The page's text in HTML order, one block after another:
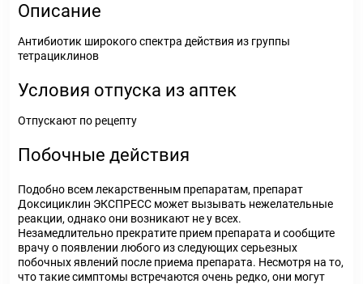
Описание
Антибиотик широкого спектра действия из группы
тетрациклинов
Условия отпуска из аптек
Отпускают по рецепту
Побочные действия
Подобно всем лекарственным препаратам, препарат
Доксициклин ЭКСПРЕСС может вызывать нежелательные
реакции, однако они возникают не у всех.
Незамедлительно прекратите прием препарата и сообщите
врачу о появлении любого из следующих серьезных
побочных явлений после приема препарата. Несмотря на то,
что такие симптомы встречаются очень редко, они могут